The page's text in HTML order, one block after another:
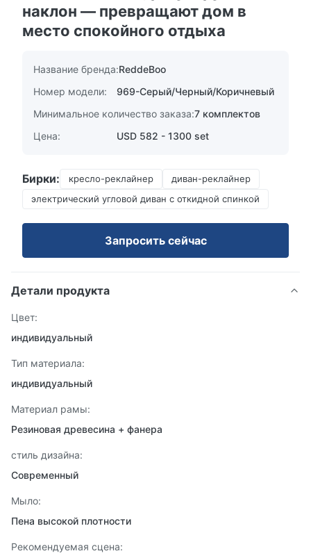
наклон — превращают дом в
место спокойного отдыха
Название бренда:ReddeBoo
Номер модели:
969-Серый/Черный/Коричневый
Минимальное количество заказа:7 комплектов
Цена:
USD 582 - 1300 set
Бирки: кресло-реклайнер
диван-реклайнер
электрический угловой диван с откидной спинкой
Запросить сейчас
Детали продукта
Цвет:
индивидуальный
Тип материала:
индивидуальный
Материал рамы:
Резиновая древесина + фанера
стиль дизайна:
Современный
Мыло:
Пена высокой плотности
Рекомендуемая сцена: